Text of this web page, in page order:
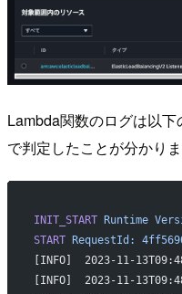
Lambda関数のログは以下
で判定したことが分かりま
INIT_START Runtime
START RequestId: